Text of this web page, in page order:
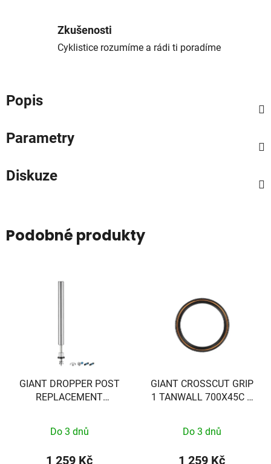
Zkušenosti
Cyklistice rozumíme a rádi ti poradíme
Popis
Parametry
Diskuze
Podobné produkty
GIANT DROPPER POST
REPLACEMENT
Do 3 dnů
1 259 Kč
GIANT CROSSCUT GRIP
1 TANWALL 700X45C 0
Do 3 dnů
1 259 Kč